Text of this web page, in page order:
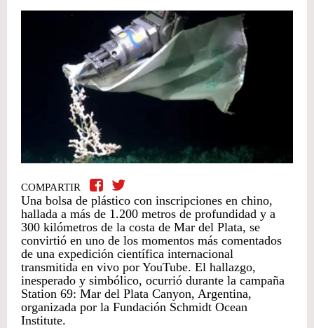
COMPARTIR
Una bolsa de plástico con inscripciones en chino,
hallada a más de 1.200 metros de profundidad y a
300 kilómetros de la costa de Mar del Plata, se
convirtió en uno de los momentos más comentados
de una expedición científica internacional
transmitida en vivo por YouTube. El hallazgo,
inesperado y simbólico, ocurrió durante la campaña
Station 69: Mar del Plata Canyon, Argentina,
organizada por la Fundación Schmidt Ocean
Institute.